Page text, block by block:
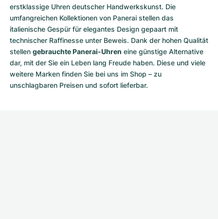
erstklassige Uhren deutscher Handwerkskunst. Die
umfangreichen Kollektionen von Panerai stellen das
italienische Gespür für elegantes Design gepaart mit
technischer Raffinesse unter Beweis. Dank der hohen Qualität
stellen gebrauchte Panerai-Uhren eine günstige Alternative
dar, mit der Sie ein Leben lang Freude haben. Diese und viele
weitere Marken finden Sie bei uns im Shop – zu
unschlagbaren Preisen und sofort lieferbar.